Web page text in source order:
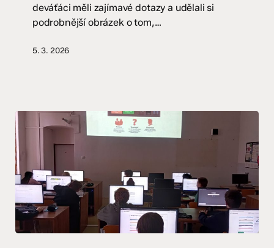
deváťáci měli zajímavé dotazy a udělali si
podrobnější obrázek o tom,…
5. 3. 2026